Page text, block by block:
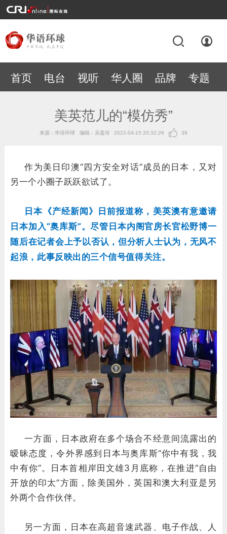
首页 电台 视听 华人圈 品牌 专题
美英范儿的“模仿秀”
来源：华语环球 编辑：吴盈玲 2022-04-15 20:32:26 39
作为美日印澳“四方安全对话”成员的日本，又对
另一个小圈子跃跃欲试了。
日本《产经新闻》日前报道称，美英澳有意邀请
日本加入“奥库斯”。尽管日本内阁官房长官松野博一
随后在记者会上予以否认，但分析人士认为，无风不
起浪，此事反映出的三个信号值得关注。
一方面，日本政府在多个场合不经意间流露出的
暧昧态度，令外界感到日本与奥库斯“你中有我，我
中有你”。日本首相岸田文雄3月底称，在推进“自由
开放的印太”方面，除美国外，英国和澳大利亚是另
外两个合作伙伴。
另一方面，日本在高超音速武器、电子作战、人